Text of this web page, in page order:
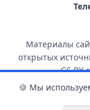
Материалы
открытых
GS.BY
🍪 Мы